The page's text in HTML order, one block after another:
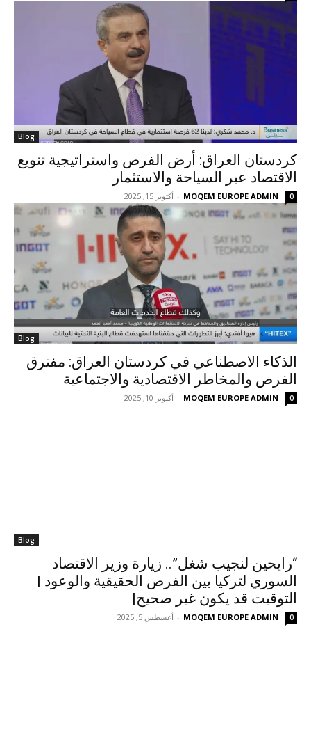
Blog
كردستان العراق: أرض الفرص واستراتيجية تنويع
الاقتصاد عبر السياحة والاستثمار
MOQEM EUROPE ADMIN
- أكتوبر 15, 2025 0
Blog
الذكاء الاصطناعي في كردستان العراق: مفترق
الفرص والمخاطر الاقتصادية والاجتماعية
MOQEM EUROPE ADMIN
- أكتوبر 10, 2025 0
Blog
“رايحين لنجيب شغل”.. زيارة وزير الاقتصاد
السوري لتركيا بين الفرص الحقيقية والوعود |
التوقيت قد يكون غير صحيح|
MOQEM EUROPE ADMIN
- أغسطس 5, 2025 0